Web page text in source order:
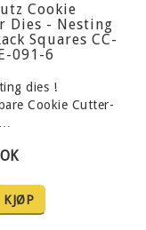
Cookie
Dies - Nesting
Squares CC-
091-6
dies !
Cookie Cutter-
KJØP